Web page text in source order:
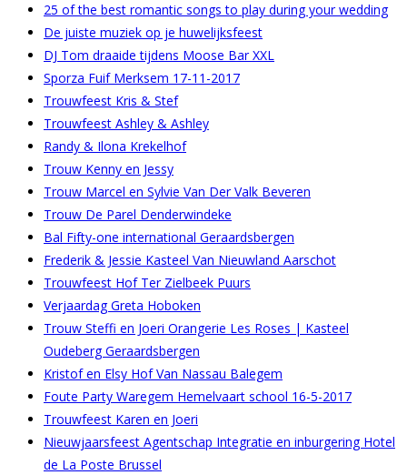
25 of the best romantic songs to play during your wedding
De juiste muziek op je huwelijksfeest
DJ Tom draaide tijdens Moose Bar XXL
Sporza Fuif Merksem 17-11-2017
Trouwfeest Kris & Stef
Trouwfeest Ashley & Ashley
Randy & Ilona Krekelhof
Trouw Kenny en Jessy
Trouw Marcel en Sylvie Van Der Valk Beveren
Trouw De Parel Denderwindeke
Bal Fifty-one international Geraardsbergen
Frederik & Jessie Kasteel Van Nieuwland Aarschot
Trouwfeest Hof Ter Zielbeek Puurs
Verjaardag Greta Hoboken
Trouw Steffi en Joeri Orangerie Les Roses | Kasteel
Oudeberg Geraardsbergen
Kristof en Elsy Hof Van Nassau Balegem
Foute Party Waregem Hemelvaart school 16-5-2017
Trouwfeest Karen en Joeri
Nieuwjaarsfeest Agentschap Integratie en inburgering Hotel
de La Poste Brussel